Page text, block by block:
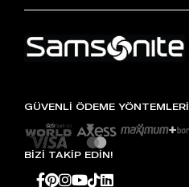
GÜVENLİ ÖDEME YÖNTEMLERİ
BİZİ TAKİP EDİN!